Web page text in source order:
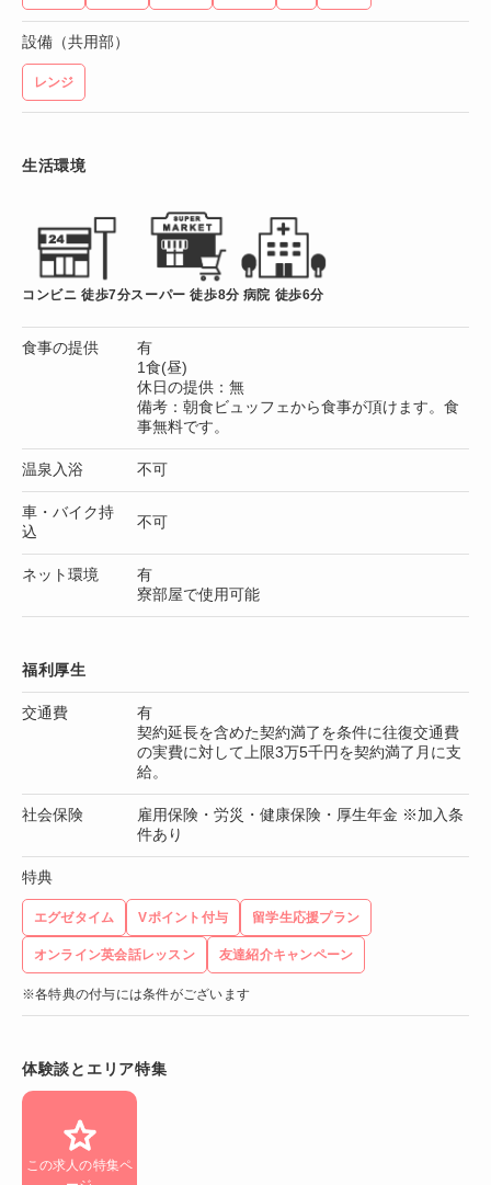
設備（共用部）
レンジ
生活環境
コンビニ 徒歩7分スーパー 徒歩8分 病院 徒歩6分
食事の提供
有
1食(昼)
休日の提供：無
備考：朝食ビュッフェから食事が頂けます。食
事無料です。
温泉入浴 不可
車・バイク持
込
不可
ネット環境
有
寮部屋で使用可能
福利厚生
交通費
有
契約延長を含めた契約満了を条件に往復交通費
の実費に対して上限3万5千円を契約満了月に支
給。
社会保険
雇用保険・労災・健康保険・厚生年金 ※加入条
件あり
特典
エグゼタイム Vポイント付与 留学生応援プラン
オンライン英会話レッスン 友達紹介キャンペーン
※各特典の付与には条件がございます
体験談とエリア特集
この求人の特集ペ